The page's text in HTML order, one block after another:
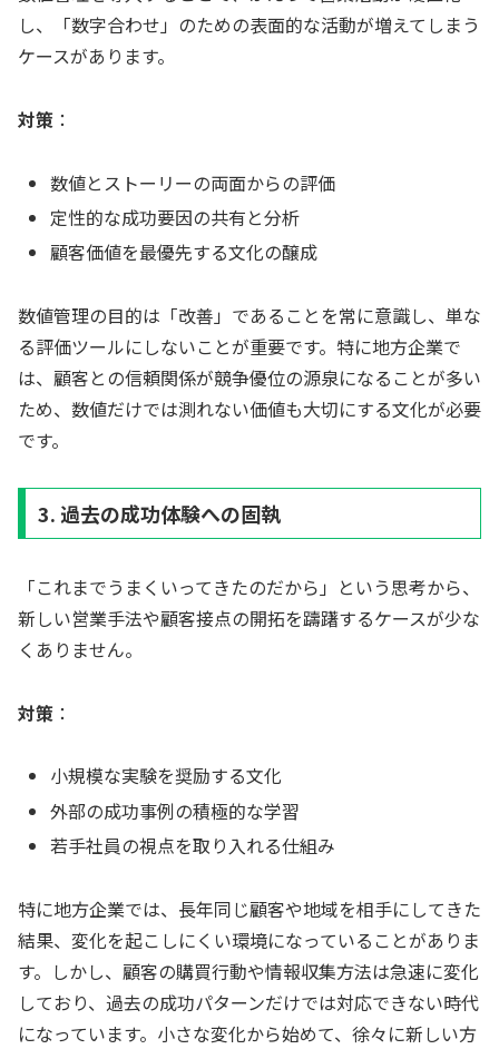
し、「数字合わせ」のための表面的な活動が増えてしまう
ケースがあります。
対策 ：
数値とストーリーの両面からの評価
定性的な成功要因の共有と分析
顧客価値を最優先する文化の醸成
数値管理の目的は「改善」であることを常に意識し、単な
る評価ツールにしないことが重要です。特に地方企業で
は、顧客との信頼関係が競争優位の源泉になることが多い
ため、数値だけでは測れない価値も大切にする文化が必要
です。
3. 過去の成功体験への固執
「これまでうまくいってきたのだから」という思考から、
新しい営業手法や顧客接点の開拓を躊躇するケースが少な
くありません。
対策 ：
小規模な実験を奨励する文化
外部の成功事例の積極的な学習
若手社員の視点を取り入れる仕組み
特に地方企業では、長年同じ顧客や地域を相手にしてきた
結果、変化を起こしにくい環境になっていることがありま
す。しかし、顧客の購買行動や情報収集方法は急速に変化
しており、過去の成功パターンだけでは対応できない時代
になっています。小さな変化から始めて、徐々に新しい方